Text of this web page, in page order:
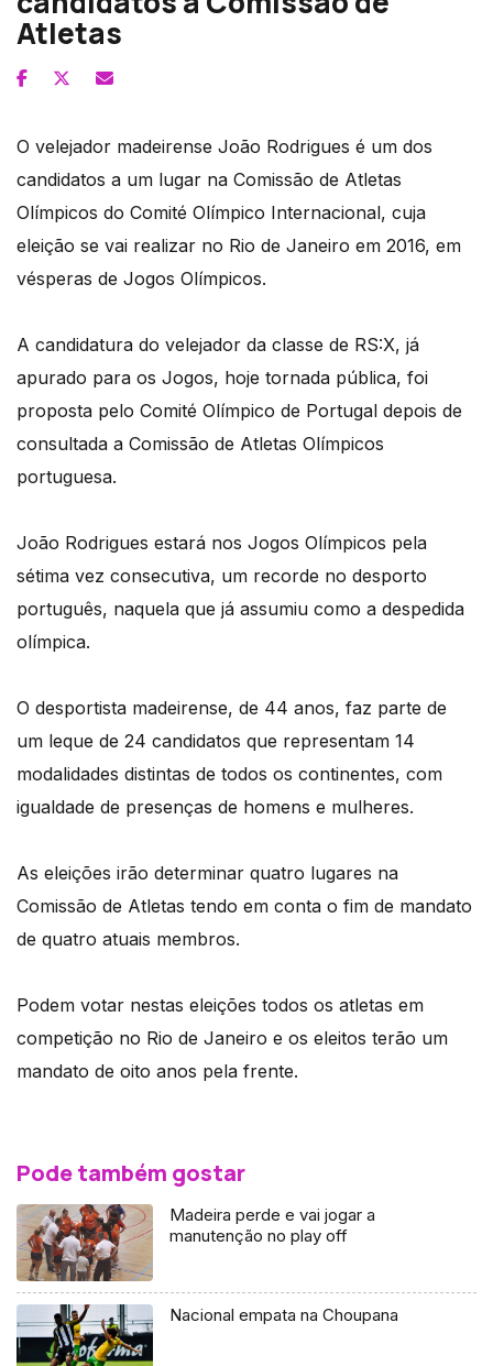
Atletas
O velejador madeirense João Rodrigues é um dos
candidatos a um lugar na Comissão de Atletas
Olímpicos do Comité Olímpico Internacional, cuja
eleição se vai realizar no Rio de Janeiro em 2016, em
vésperas de Jogos Olímpicos.
A candidatura do velejador da classe de RS:X, já
apurado para os Jogos, hoje tornada pública, foi
proposta pelo Comité Olímpico de Portugal depois de
consultada a Comissão de Atletas Olímpicos
portuguesa.
João Rodrigues estará nos Jogos Olímpicos pela
sétima vez consecutiva, um recorde no desporto
português, naquela que já assumiu como a despedida
olímpica.
O desportista madeirense, de 44 anos, faz parte de
um leque de 24 candidatos que representam 14
modalidades distintas de todos os continentes, com
igualdade de presenças de homens e mulheres.
As eleições irão determinar quatro lugares na
Comissão de Atletas tendo em conta o fim de mandato
de quatro atuais membros.
Podem votar nestas eleições todos os atletas em
competição no Rio de Janeiro e os eleitos terão um
mandato de oito anos pela frente.
Pode também gostar
Madeira perde e vai jogar a
manutenção no play off
Nacional empata na Choupana